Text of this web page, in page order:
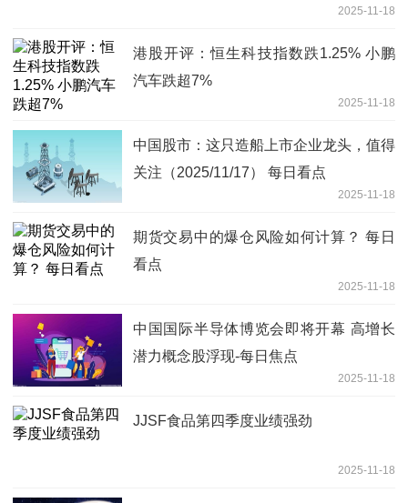
2025-11-18
港股开评：恒生科技指数跌1.25% 小鹏
汽车跌超7%
2025-11-18
中国股市：这只造船上市企业龙头，值得
关注（2025/11/17） 每日看点
2025-11-18
期货交易中的爆仓风险如何计算？ 每日
看点
2025-11-18
中国国际半导体博览会即将开幕 高增长
潜力概念股浮现-每日焦点
2025-11-18
JJSF食品第四季度业绩强劲
2025-11-18